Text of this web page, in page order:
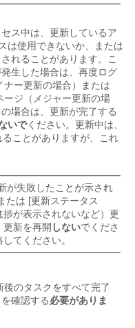
ス中は、更新しているア
は使用できないか、または
れることがあります。こ
生した場合は、再度ログ
ー更新の場合）または
ジ（メジャー更新の場
場合は、更新が完了する
いでください。更新中は、
ことがありますが、これ
が失敗したことが示され
たは [更新ステータス
捗が表示されないなど）更
新を再開 しないでくださ
てください。
のタスクをすべて完了
確認する必要がありま